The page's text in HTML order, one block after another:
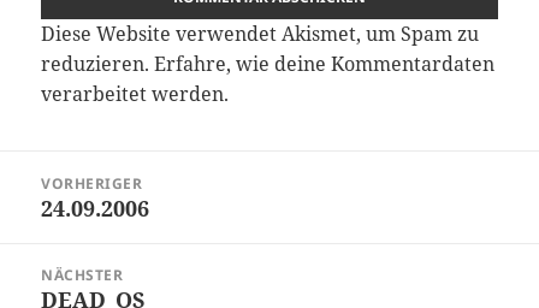
Diese Website verwendet Akismet, um Spam zu
reduzieren.Erfahre, wie deine Kommentardaten
verarbeitet werden.
VORHERIGER
Vorheriger
24.09.2006
NÄCHSTER
Nächster
DEAD_OS